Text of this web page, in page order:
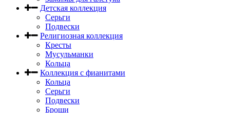
Детская коллекция
Серьги
Подвески
Религиозная коллекция
Кресты
Мусульманки
Кольца
Коллекция с фианитами
Кольца
Серьги
Подвески
Броши